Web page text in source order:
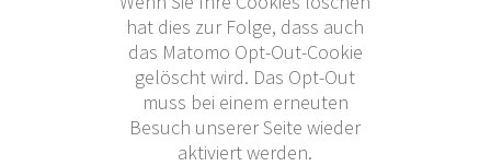
hat dies zur Folge, dass auch
das Matomo Opt-Out-Cookie
gelöscht wird. Das Opt-Out
muss bei einem erneuten
Besuch unserer Seite wieder
aktiviert werden.